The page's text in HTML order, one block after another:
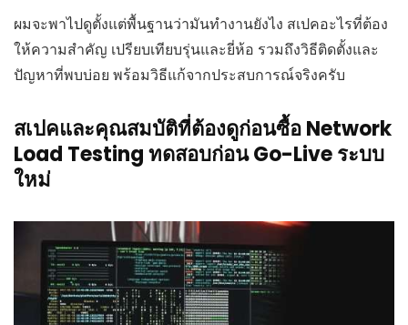
ผมจะพาไปดูตั้งแต่พื้นฐานว่ามันทำงานยังไง สเปคอะไรที่ต้อง
ให้ความสำคัญ เปรียบเทียบรุ่นและยี่ห้อ รวมถึงวิธีติดตั้งและ
ปัญหาที่พบบ่อย พร้อมวิธีแก้จากประสบการณ์จริงครับ
สเปคและคุณสมบัติที่ต้องดูก่อนซื้อ Network
Load Testing ทดสอบก่อน Go-Live ระบบ
ใหม่